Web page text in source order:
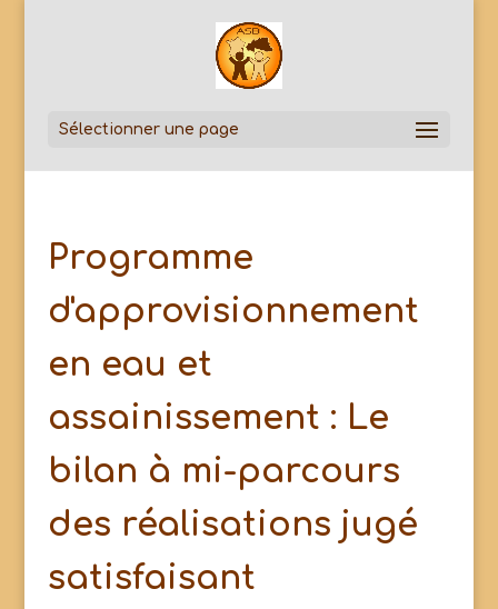
Sélectionner une page
Programme
d'approvisionnement
en eau et
assainissement : Le
bilan à mi-parcours
des réalisations jugé
satisfaisant